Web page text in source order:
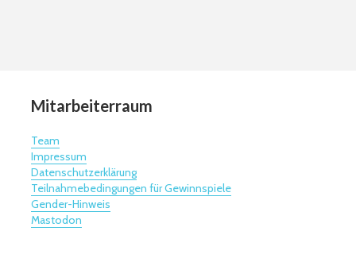
Mitarbeiterraum
Team
Impressum
Datenschutzerklärung
Teilnahmebedingungen für Gewinnspiele
Gender-Hinweis
Mastodon